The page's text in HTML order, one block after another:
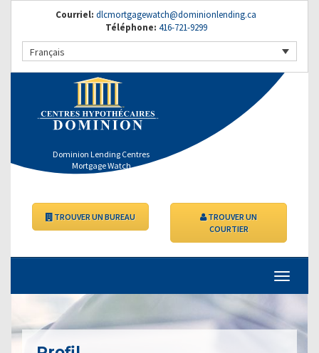
Courriel: dlcmortgagewatch@dominionlending.ca
Téléphone: 416-721-9299
Français
Dominion Lending Centres
Mortgage Watch
TROUVER UN BUREAU
TROUVER UN
COURTIER